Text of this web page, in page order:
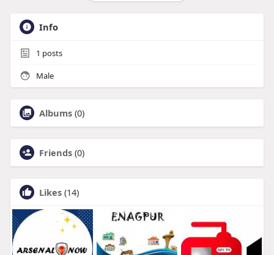
Info
1 posts
Male
Albums (0)
Friends (0)
Likes (14)